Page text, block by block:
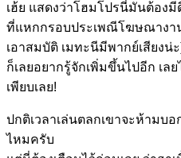
เฮ้ย แสดงว่าโฮมโปรนี่มันต้อง
ที่แหกกรอบประเพณีโฆษณางา
เอาสมบัติ เมทะนีมีพากย์เสียงน่
ก็เลยอยากรู้จักเพิ่มขึ้นไปอีก เล
เพียบเลย!
ปกติเวลาเล่นตลกเขาจะห้ามบ
ไหมครับ